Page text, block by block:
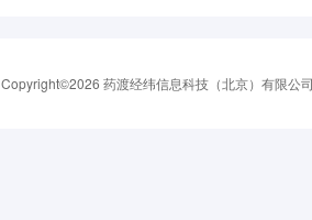
Copyright©2026 药渡经纬信息科技（北京）有限公